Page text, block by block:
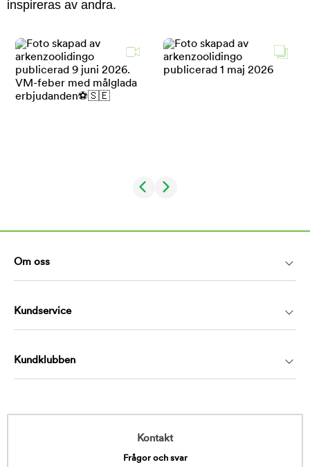
inspireras av andra.
Om oss
Kundservice
Kundklubben
Kontakt
Frågor och svar